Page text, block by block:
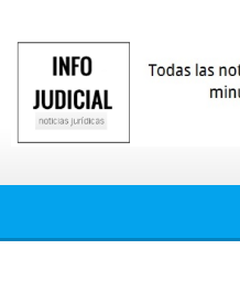
contenido